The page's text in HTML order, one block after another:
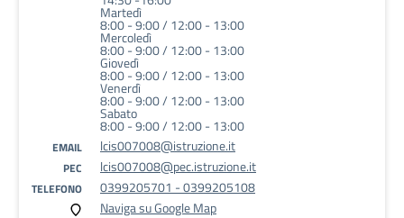
Martedì
8:00 - 9:00 / 12:00 - 13:00
Mercoledì
8:00 - 9:00 / 12:00 - 13:00
Giovedì
8:00 - 9:00 / 12:00 - 13:00
Venerdì
8:00 - 9:00 / 12:00 - 13:00
Sabato
8:00 - 9:00 / 12:00 - 13:00
EMAIL lcis007008@istruzione.it
PEC lcis007008@pec.istruzione.it
TELEFONO
0399205701 - 0399205108
Naviga su Google Map